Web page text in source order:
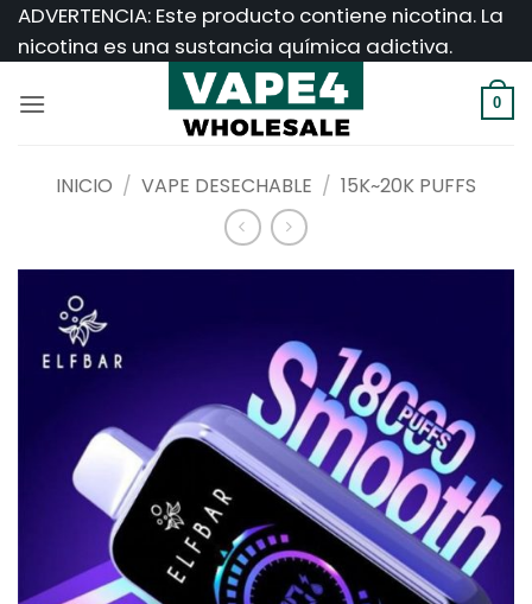
Saltar
ADVERTENCIA: Este producto contiene nicotina. La
nicotina es una sustancia química adictiva.
0
INICIO / VAPE DESECHABLE / 15K~20K PUFFS